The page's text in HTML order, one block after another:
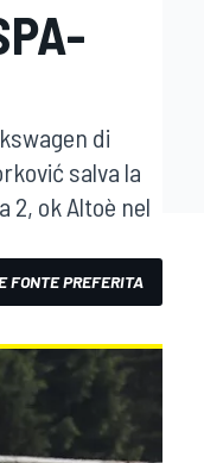
di
salva la
2, ok Altoè nel
FONTE PREFERITA